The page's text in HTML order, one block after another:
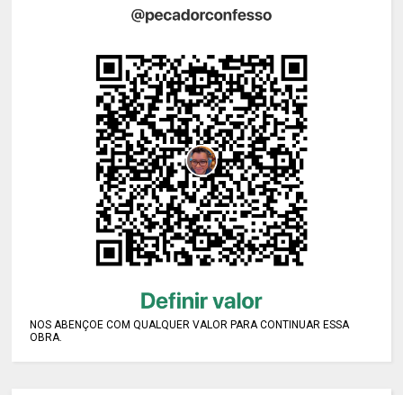
NOS ABENÇOE COM QUALQUER VALOR PARA CONTINUAR ESSA
OBRA.